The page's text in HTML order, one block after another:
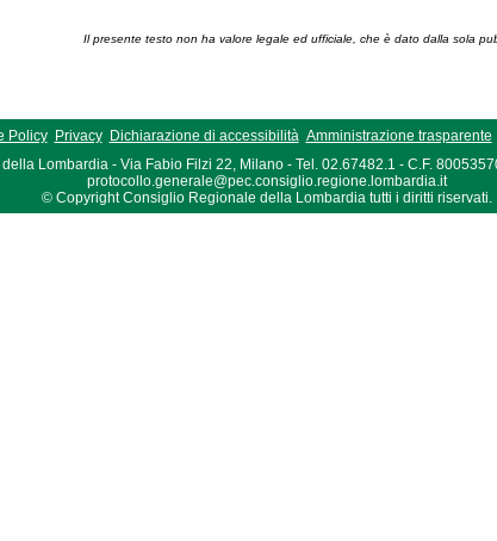
Il presente testo non ha valore legale ed ufficiale, che è dato dalla sola
Policy Privacy Dichiarazione di accessibilità Amministrazione trasparente
Lombardia - Via Fabio Filzi 22, Milano - Tel. 02.67482.1 - C.F.
protocollo.generale@pec.consiglio.regione.lombardia.it
© Copyright Consiglio Regionale della Lombardia tutti i diritti riservati.